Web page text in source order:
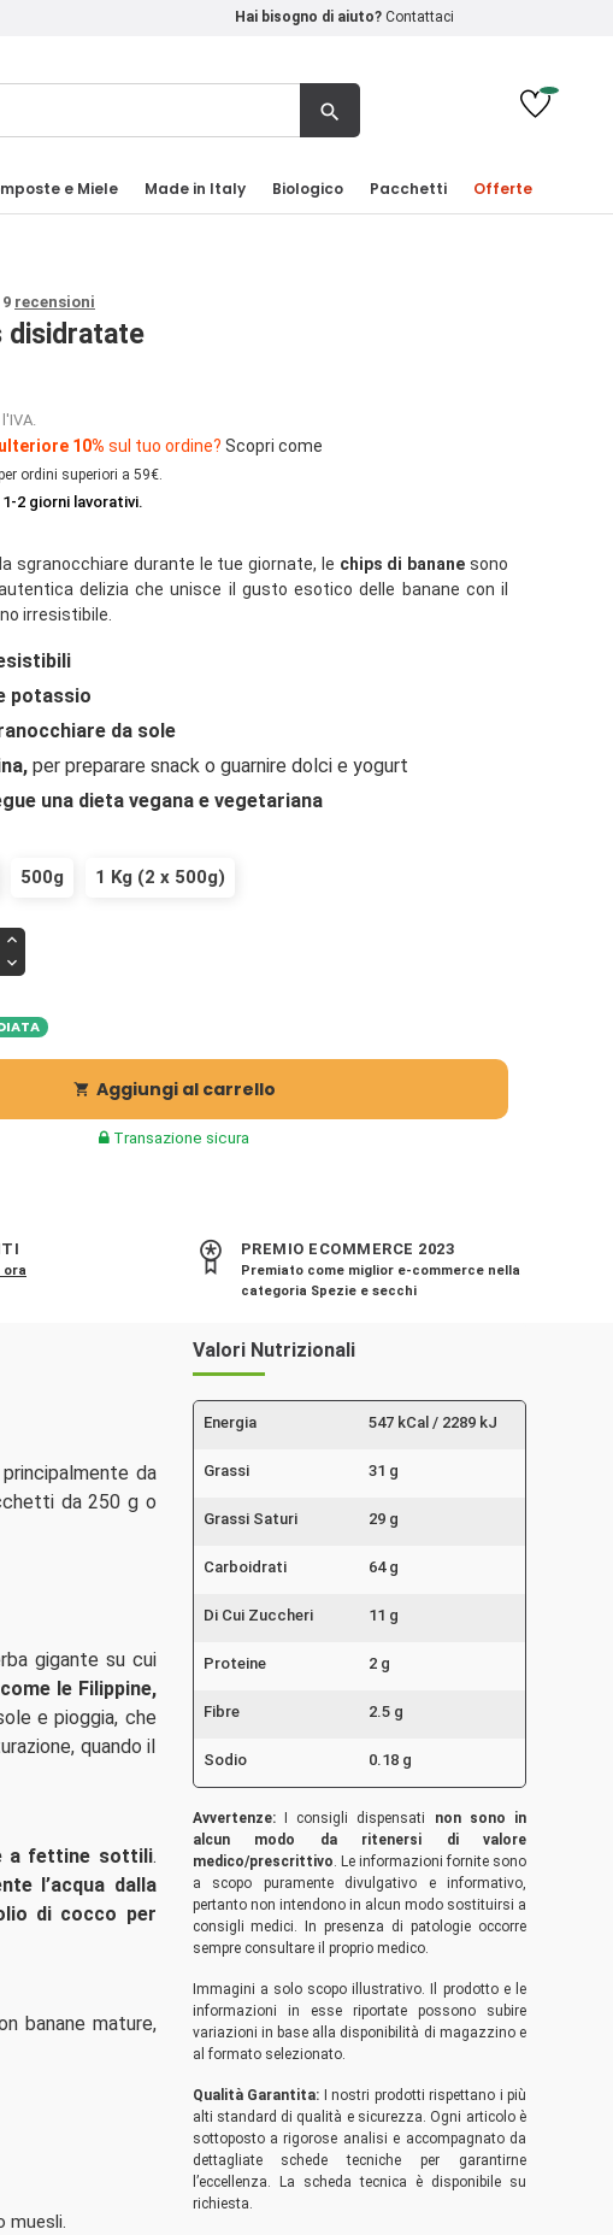
Hai bisogno di aiuto? Contattaci
search
e Miele Made in Italy Biologico Pacchetti Offerte
9 recensioni
disidratate
10% sul tuo ordine? Scopri come
ordini superiori a 59€.
2 giorni lavorativi.
sgranocchiare durante le tue giornate, le chips di bananesono
delizia che unisce il gusto esotico delle banane con il
irresistibile.
potassio
da sole
per preparare snack o guarnire dolci e yogurt
una dieta vegana e vegetariana
500g 1 Kg (2 x 500g)
 Aggiungi al carrello
Transazione sicura
ora
PREMIO ECOMMERCE 2023
Premiato come miglior e-commerce nella
categoria Spezie e secchi
da
da 250 g o
gigante su cui
le Filippine,
e pioggia, che
quando il
a fettine sottili.
l’acqua dalla
di cocco per
banane mature,
muesli.
Valori Nutrizionali
Energia 547 kCal / 2289 kJ
Grassi 31 g
Grassi Saturi 29 g
Carboidrati 64 g
Di Cui Zuccheri 11 g
Proteine 2 g
Fibre 2.5 g
Sodio 0.18 g
Avvertenze:I consigli dispensati
non sono in
alcun modo da ritenersi di valore
medico/prescrittivo. Le informazioni fornite sono
a scopo puramente divulgativo e informativo,
pertanto non intendono in alcun modo sostituirsi a
consigli medici. In presenza di patologie occorre
sempre consultare il proprio medico.
Immagini a solo scopo illustrativo. Il prodotto e le
informazioni in esse riportate possono subire
variazioni in base alla disponibilità di magazzino e
al formato selezionato.
Qualità Garantita: I nostri prodotti rispettano i più
alti standard di qualità e sicurezza. Ogni articolo è
sottoposto a rigorose analisi e accompagnato da
dettagliate schede tecniche per garantirne
l’eccellenza. La scheda tecnica è disponibile su
richiesta.